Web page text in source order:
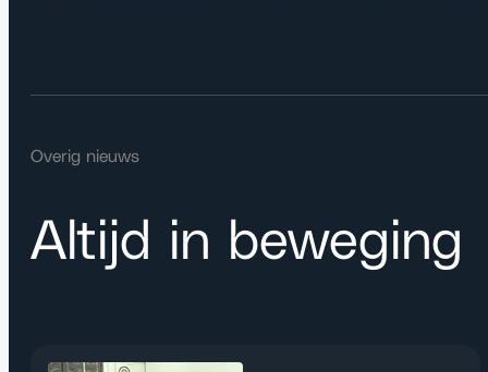
Overig nieuws
Altijd in beweging